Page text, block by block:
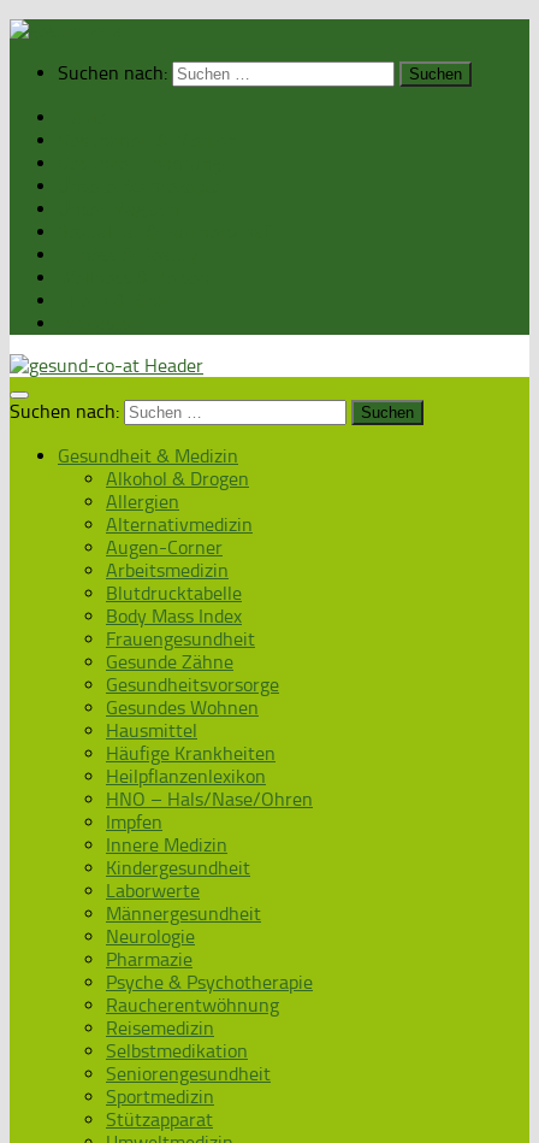
Suchen nach:
Suchen nach:
Gesundheit & Medizin
Alkohol & Drogen
Allergien
Alternativmedizin
Augen-Corner
Arbeitsmedizin
Blutdrucktabelle
Body Mass Index
Frauengesundheit
Gesunde Zähne
Gesundheitsvorsorge
Gesundes Wohnen
Hausmittel
Häufige Krankheiten
Heilpflanzenlexikon
HNO – Hals/Nase/Ohren
Impfen
Innere Medizin
Kindergesundheit
Laborwerte
Männergesundheit
Neurologie
Pharmazie
Psyche & Psychotherapie
Raucherentwöhnung
Reisemedizin
Selbstmedikation
Seniorengesundheit
Sportmedizin
Stützapparat